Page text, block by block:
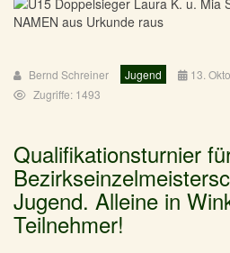
Bernd Schreiner Jugend
13.
Zugriffe: 1493
Qualifikationsturnier
Jugend. Alleine in
Teilnehmer!